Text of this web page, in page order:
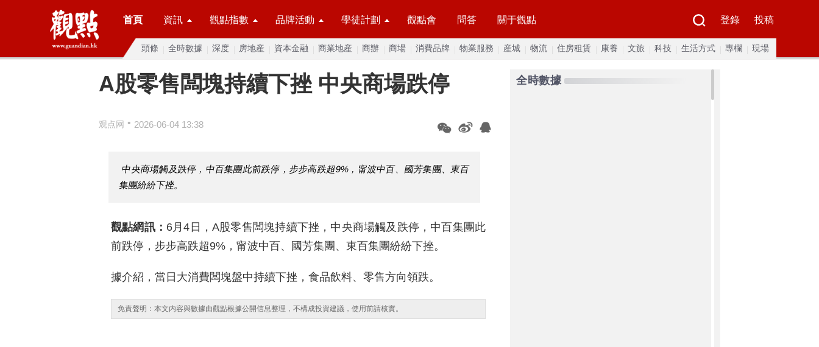
首頁 資訊 觀點指數 品牌活動 學徒計劃 觀點會 問答 關于觀點 登錄 投稿
頭條 全時數據 深度 房地産 資本金融 商業地産 商辦 商場 消費品牌 物業服務 産城 物流 住房租賃 康養 文旅 科技 生活方式 專欄 現場
A股零售闆塊持續下挫 中央商場跌停
观点网 • 2026-06-04 13:38
中央商場觸及跌停，中百集團此前跌停，步步高跌超9%，甯波中百、國芳集團、東百
集團紛紛下挫。
觀點網訊： 6月4日，A股零售闆塊持續下挫，中央商場觸及跌停，中百集團此
前跌停，步步高跌超9%，甯波中百、國芳集團、東百集團紛紛下挫。
據介紹，當日大消費闆塊盤中持續下挫，食品飲料、零售方向領跌。
免責聲明：本文内容與數據由觀點根據公開信息整理，不構成投資建議，使用前請核實。
全時數據